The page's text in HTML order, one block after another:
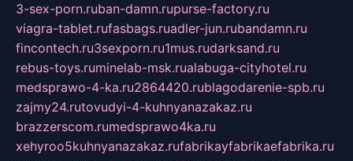
3-sex-porn.ruban-damn.rupurse-factory.ru
viagra-tablet.rufasbags.ruadler-jun.rubandamn.ru
fincontech.ru3sexporn.ru1mus.rudarksand.ru
rebus-toys.ruminelab-msk.rualabuga-cityhotel.ru
medsprawo-4-ka.ru2864420.rublagodarenie-spb.ru
zajmy24.rutovudyi-4-kuhnyanazakaz.ru
brazzerscom.rumedsprawo4ka.ru
xehyroo5kuhnyanazakaz.rufabrikayfabrikaefabrika.ru